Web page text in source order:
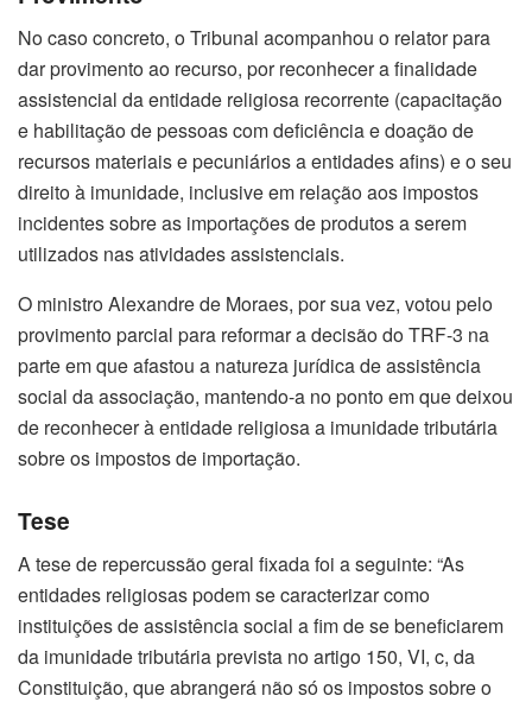
No caso concreto, o Tribunal acompanhou o relator para
dar provimento ao recurso, por reconhecer a finalidade
assistencial da entidade religiosa recorrente (capacitação
e habilitação de pessoas com deficiência e doação de
recursos materiais e pecuniários a entidades afins) e o seu
direito à imunidade, inclusive em relação aos impostos
incidentes sobre as importações de produtos a serem
utilizados nas atividades assistenciais.
O ministro Alexandre de Moraes, por sua vez, votou pelo
provimento parcial para reformar a decisão do TRF-3 na
parte em que afastou a natureza jurídica de assistência
social da associação, mantendo-a no ponto em que deixou
de reconhecer à entidade religiosa a imunidade tributária
sobre os impostos de importação.
Tese
A tese de repercussão geral fixada foi a seguinte: “As
entidades religiosas podem se caracterizar como
instituições de assistência social a fim de se beneficiarem
da imunidade tributária prevista no artigo 150, VI, c, da
Constituição, que abrangerá não só os impostos sobre o